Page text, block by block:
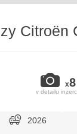
Citroën
x8
v detailu
2026